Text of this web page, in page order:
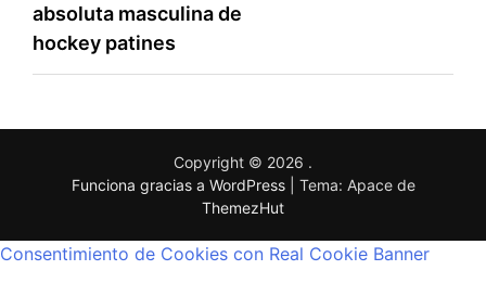
absoluta masculina de
hockey patines
Copyright © 2026 .
Funciona gracias a WordPress
Tema: Apace de
ThemezHut
Consentimiento de Cookies con Real Cookie Banner